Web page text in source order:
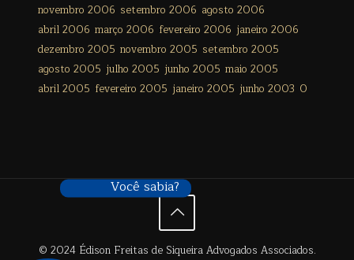
novembro 2006 setembro 2006 agosto 2006
abril 2006 março 2006 fevereiro 2006 janeiro 2006
dezembro 2005 novembro 2005 setembro 2005
agosto 2005 julho 2005 junho 2005 maio 2005
abril 2005 fevereiro 2005 janeiro 2005 junho 2003 0
© 2024 Édison Freitas de Siqueira Advogados Associados.
Você sabia?